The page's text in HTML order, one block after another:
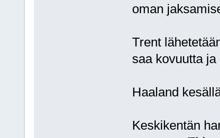
oman
Trent
saa kovuutta
Haaland
Keskikentän